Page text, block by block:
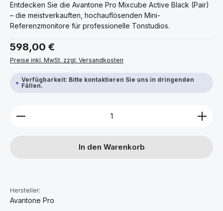
Entdecken Sie die Avantone Pro Mixcube Active Black (Pair)
– die meistverkauften, hochauflösenden Mini-
Referenzmonitore für professionelle Tonstudios.
Regulärer Preis:
598,00 €
Preise inkl. MwSt. zzgl. Versandkosten
Verfügbarkeit: Bitte kontaktieren Sie uns in dringenden
Fällen.
Produkt Anzahl: Gib den gewünschten Wert ein
In den Warenkorb
Hersteller:
Avantone Pro